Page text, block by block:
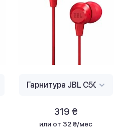
319 ₴
или от 32 ₴/мес